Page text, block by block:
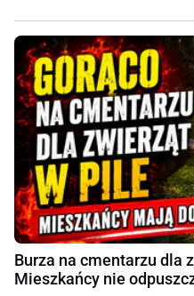
Burza na cmentarzu dla
Mieszkańcy nie